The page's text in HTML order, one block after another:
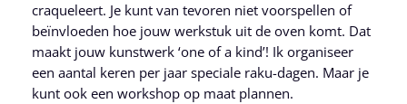
craqueleert. Je kunt van tevoren niet voorspellen of
beïnvloeden hoe jouw werkstuk uit de oven komt. Dat
maakt jouw kunstwerk ‘one of a kind’! Ik organiseer
een aantal keren per jaar speciale raku-dagen. Maar je
kunt ook een workshop op maat plannen.